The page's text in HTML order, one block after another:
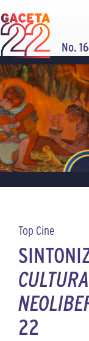
No.
Top Cine
22